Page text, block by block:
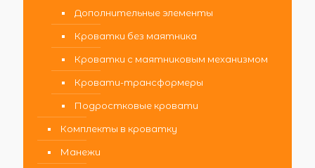
Дополнительные элементы
Кроватки без маятника
Кроватки с маятниковым механизмом
Кровати-трансформеры
Подростковые кровати
Комплекты в кроватку
Манежи